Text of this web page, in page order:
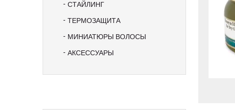
СТАЙЛИНГ
ТЕРМОЗАЩИТА
МИНИАТЮРЫ ВОЛОСЫ
АКСЕССУАРЫ